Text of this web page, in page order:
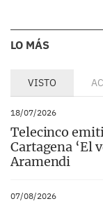
LO MÁS
VISTO
18/07/2026
Telecinco
Cartagena ‘El
Aramendi
07/08/2026